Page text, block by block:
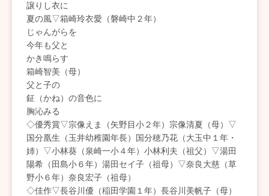
譲りし衣に
夏の風▽箱崎玲衣愛（磐崎中２年）
じゃんがらを
今年も父と
かき鳴らす
箱崎智美（母）
父と子の
鉦（かね）の音色に
胸沁みる
◇優秀賞▽宗像えま（矢野目小２年）宗像清夏（母）▽
国分凰生（玉井幼稚園年長）国分穂乃花（大玉中１年・
姉）▽小林葵（泉崎一小４年）小林利夫（祖父）▽湯田
陽希（田島小６年）湯田セイ子（祖母）▽奈良大慈（草
野小６年）奈良宏子（祖母）
◇佳作▽長谷川優（稲田学園１年）長谷川美帆子（母）